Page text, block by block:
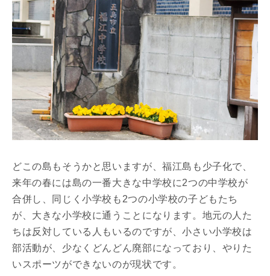
どこの島もそうかと思いますが、福江島も少子化で、
来年の春には島の一番大きな中学校に2つの中学校が
合併し、同じく小学校も2つの小学校の子どもたち
が、大きな小学校に通うことになります。地元の人た
ちは反対している人もいるのですが、小さい小学校は
部活動が、少なくどんどん廃部になっており、やりた
いスポーツができないのが現状です。